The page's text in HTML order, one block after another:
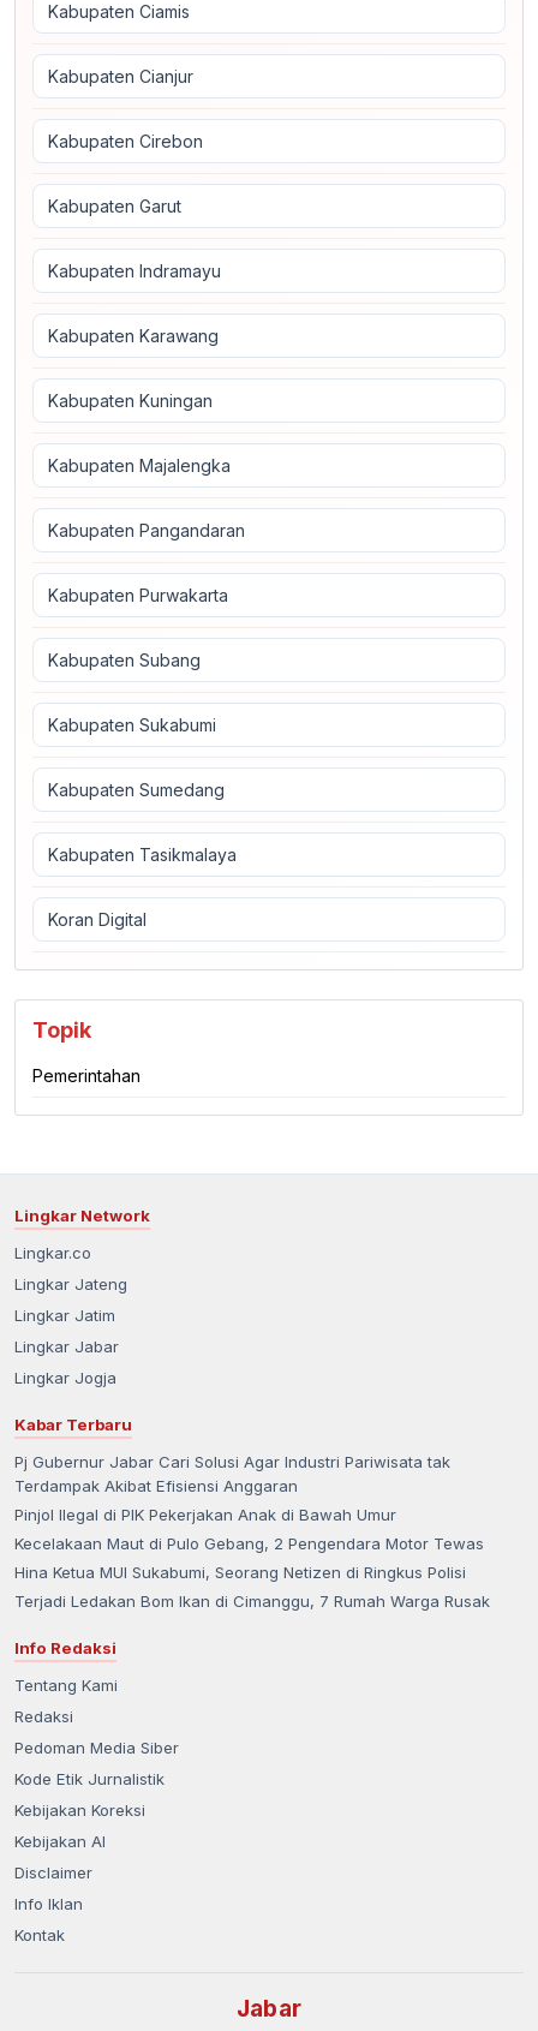
Kabupaten Ciamis
Kabupaten Cianjur
Kabupaten Cirebon
Kabupaten Garut
Kabupaten Indramayu
Kabupaten Karawang
Kabupaten Kuningan
Kabupaten Majalengka
Kabupaten Pangandaran
Kabupaten Purwakarta
Kabupaten Subang
Kabupaten Sukabumi
Kabupaten Sumedang
Kabupaten Tasikmalaya
Koran Digital
Topik
Pemerintahan
Lingkar Network
Lingkar.co
Lingkar Jateng
Lingkar Jatim
Lingkar Jabar
Lingkar Jogja
Kabar Terbaru
Pj Gubernur Jabar Cari Solusi Agar Industri Pariwisata tak
Terdampak Akibat Efisiensi Anggaran
Pinjol Ilegal di PIK Pekerjakan Anak di Bawah Umur
Kecelakaan Maut di Pulo Gebang, 2 Pengendara Motor Tewas
Hina Ketua MUI Sukabumi, Seorang Netizen di Ringkus Polisi
Terjadi Ledakan Bom Ikan di Cimanggu, 7 Rumah Warga Rusak
Info Redaksi
Tentang Kami
Redaksi
Pedoman Media Siber
Kode Etik Jurnalistik
Kebijakan Koreksi
Kebijakan AI
Disclaimer
Info Iklan
Kontak
Jabar